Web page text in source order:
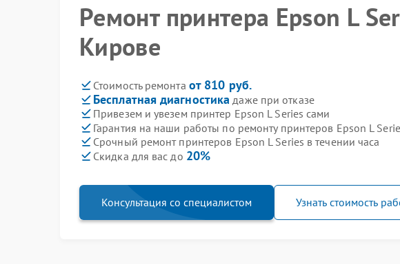
Ремонт принтера Epson L
Кирове
Стоимость ремонта от 810 руб.
Бесплатная диагностика даже при отказе
Привезем и увезем принтер Epson L Series сами
Гарантия на наши работы по ремонту принтеров Epson L
Срочный ремонт принтеров Epson L Series в течении часа
Скидка для вас до 20%
Консультация со специалистом Узнать стоимость